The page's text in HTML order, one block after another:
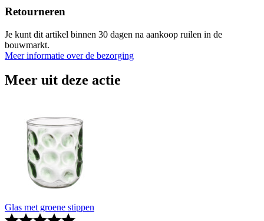
Retourneren
Je kunt dit artikel binnen 30 dagen na aankoop ruilen in de
bouwmarkt.
Meer informatie over de bezorging
Meer uit deze actie
Glas met groene stippen